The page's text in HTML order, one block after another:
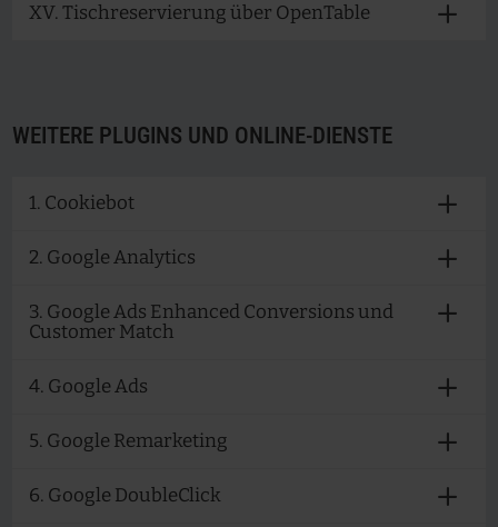
XV. Tischreservierung über OpenTable
WEITERE PLUGINS UND ONLINE-DIENSTE
1. Cookiebot
2. Google Analytics
3. Google Ads Enhanced Conversions und
Customer Match
4. Google Ads
5. Google Remarketing
6. Google DoubleClick